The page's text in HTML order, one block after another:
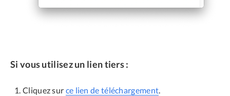
Si vous utilisez un lien tiers :
Cliquez sur ce lien de téléchargement.